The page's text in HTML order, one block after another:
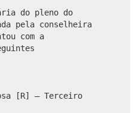
do pleno do
pela conselheira
com a
[R] – Terceiro